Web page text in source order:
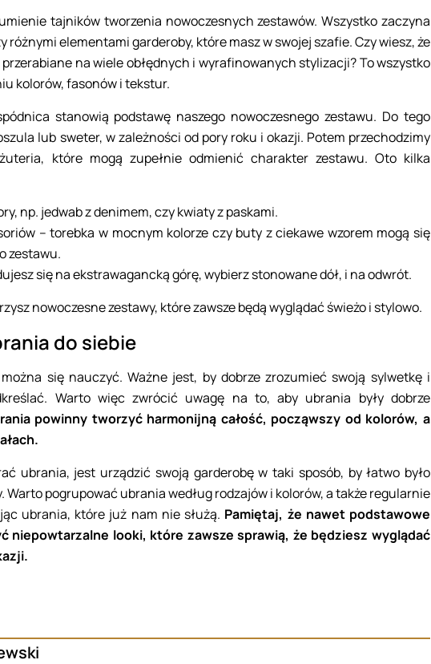
tajników tworzenia nowoczesnych zestawów. Wszystko zaczyna
różnymi elementami garderoby, które masz w swojej szafie. Czy wiesz, że
na wiele obłędnych i wyrafinowanych stylizacji? To wszystko
kolorów, fasonów i tekstur.
stanowią podstawę naszego nowoczesnego zestawu. Do tego
lub sweter, w zależności od pory roku i okazji. Potem przechodzimy
które mogą zupełnie odmienić charakter zestawu. Oto kilka
np. jedwab z denimem, czy kwiaty z paskami.
– torebka w mocnym kolorze czy buty z ciekawe wzorem mogą się
zestawu.
się na ekstrawagancką górę, wybierz stonowane dół, i na odwrót.
nowoczesne zestawy, które zawsze będą wyglądać świeżo i stylowo.
do siebie
się nauczyć. Ważne jest, by dobrze zrozumieć swoją sylwetkę i
Warto więc zwrócić uwagę na to, aby ubrania były dobrze
powinny tworzyć harmonijną całość, począwszy od kolorów, a
ubrania, jest urządzić swoją garderobę w taki sposób, by łatwo było
pogrupować ubrania według rodzajów i kolorów, a także regularnie
ubrania, które już nam nie służą. Pamiętaj, że nawet podstawowe
niepowtarzalne looki, które zawsze sprawią, że będziesz wyglądać